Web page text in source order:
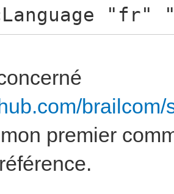
premier